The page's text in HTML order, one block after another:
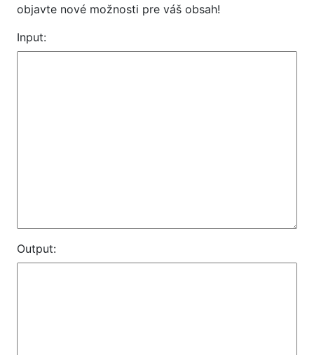
objavte nové možnosti pre váš obsah!
Input:
Output: